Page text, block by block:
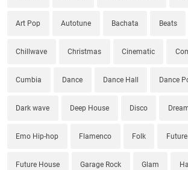
Art Pop Autotune Bachata Beats
Chillwave Christmas Cinematic
Cumbia Dance Dance Hall Dance
Dark wave Deep House Disco
Emo Hip-hop Flamenco Folk
Future House Garage Rock Glam